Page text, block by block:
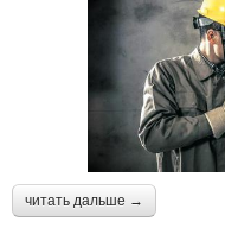
читать дальше →